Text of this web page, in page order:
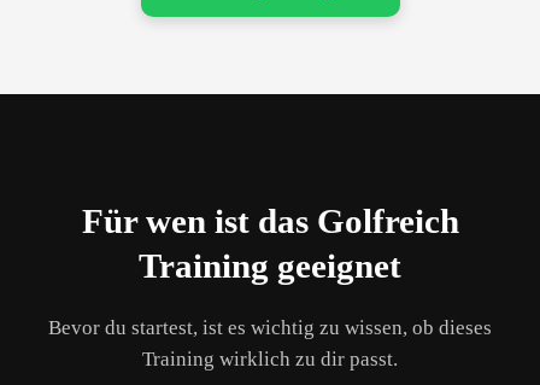
Für wen ist das Golfreich
Training geeignet
Bevor du startest, ist es wichtig zu wissen, ob dieses
Training wirklich zu dir passt.